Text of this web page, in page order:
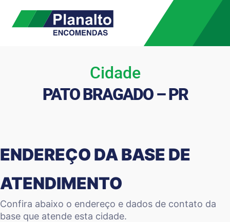
Cidade
PATO BRAGADO – PR
ENDEREÇO DA BASE DE
ATENDIMENTO
Confira abaixo o endereço e dados de contato da
base que atende esta cidade.